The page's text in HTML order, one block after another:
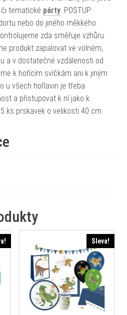
či tematické párty. POSTUP:
nebo do jiného měkkého
zda směřuje vzhůru.
produkt zapalovat ve volném,
a v dostatečné vzdálenosti od
k hořícím svíčkám ani k jiným
u všech hořlavin je třeba
a přistupovat k ní jako k
ks prskavek o velikosti 40 cm.
Sleva!